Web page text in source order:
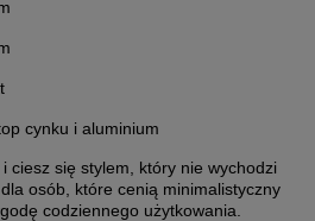
cynku i aluminium
ciesz się stylem, który nie wychodzi
osób, które cenią minimalistyczny
codziennego użytkowania.